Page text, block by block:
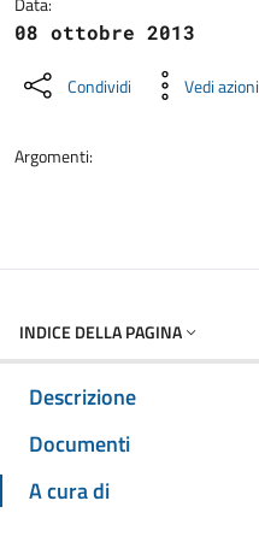
08 ottobre 2013
Condividi Vedi azioni
Argomenti:
INDICE DELLA PAGINA
Descrizione
Documenti
A cura di